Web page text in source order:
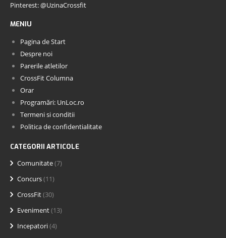
Pinterest: @UzinaCrossfit
MENIU
Pagina de Start
Despre noi
Parerile atletilor
CrossFit Columna
Orar
Programări: UnLoc.ro
Termeni si conditii
Politica de confidentialitate
CATEGORII ARTICOLE
Comunitate(7)
Concurs(11)
CrossFit(30)
Eveniment(13)
Incepatori(4)